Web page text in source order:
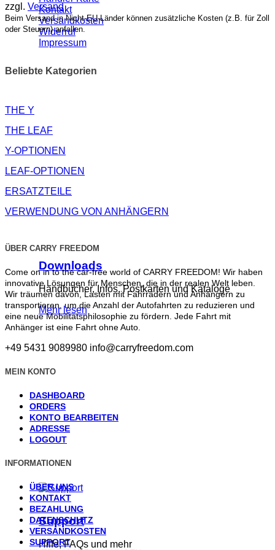
Kontakt
Versandkosten
Widerruf
Impressum
Downloads
Handbücher, Infos, Postkarten und Kataloge
Mehr lesen
Support
Hilfe, FAQs und mehr
zzgl. Versand
Beim Versand in Nicht-EU-Länder können zusätzliche Kosten (z.B. für Zoll
oder Steuern) anfallen.
Beliebte Kategorien
THE Y
THE LEAF
Y-OPTIONEN
LEAF-OPTIONEN
ERSATZTEILE
VERWENDUNG VON ANHÄNGERN
ÜBER CARRY FREEDOM
Come on in to the car-free world of CARRY FREEDOM! Wir haben
innovative Lösungen für Menschen, die in der realen Welt leben.
Wir träumen davon, Lasten mit Fahrrädern und Anhängern zu
transportieren, um die Anzahl der Autofahrten zu reduzieren und
eine neue Mobilitätsphilosophie zu fördern. Jede Fahrt mit
Anhänger ist eine Fahrt ohne Auto.
+49 5431 9089980 info@carryfreedom.com
MEIN KONTO
DASHBOARD
ORDERS
KONTO BEARBEITEN
ADRESSE
LOGOUT
INFORMATIONEN
ÜBER UNS
KONTAKT
BEZAHLUNG
DATENSCHUTZ
VERSANDKOSTEN
SUPPORT